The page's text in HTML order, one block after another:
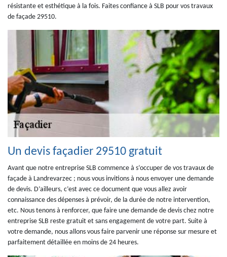
résistante et esthétique à la fois. Faites confiance à SLB pour vos travaux
de façade 29510.
Un devis façadier 29510 gratuit
Avant que notre entreprise SLB commence à s’occuper de vos travaux de
façade à Landrevarzec ; nous vous invitions à nous envoyer une demande
de devis. D’ailleurs, c’est avec ce document que vous allez avoir
connaissance des dépenses à prévoir, de la durée de notre intervention,
etc. Nous tenons à renforcer, que faire une demande de devis chez notre
entreprise SLB reste gratuit et sans engagement de votre part. Suite à
votre demande, nous allons vous faire parvenir une réponse sur mesure et
parfaitement détaillée en moins de 24 heures.